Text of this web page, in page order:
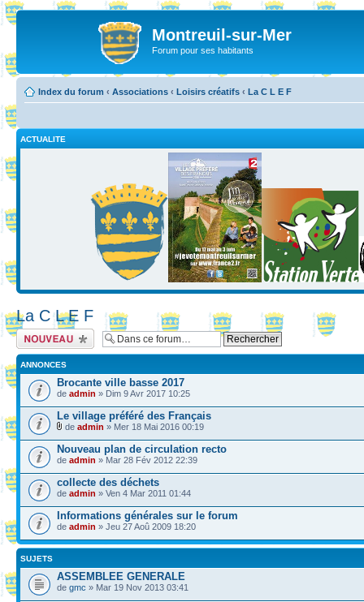
Montreuil-sur-Mer
Forum pour ses habitants
Index du forum ‹ Associations ‹ Loisirs créatifs ‹ La C L E F
ACTUALITE
La C L E F
Ecrire un nouveau
sujet
ANNONCES
Brocante ville basse 2017
de admin » Dim 9 Avr 2017 10:25
Le village préféré des Français
de admin » Mer 18 Mai 2016 00:19
Nouveau plan de circulation recto
de admin » Mar 28 Fév 2012 22:39
collecte des déchets
de admin » Ven 4 Mar 2011 01:44
Informations générales sur le forum
de admin » Jeu 27 Aoû 2009 18:20
SUJETS
ASSEMBLEE GENERALE
de gmc » Mar 19 Nov 2013 03:41